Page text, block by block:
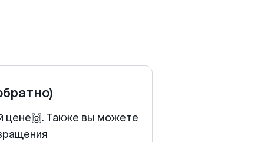
цене🙌. Также вы можете